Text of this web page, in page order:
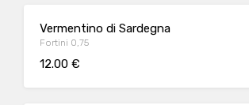
Vermentino di Sardegna
Fortini 0,75
12.00 €